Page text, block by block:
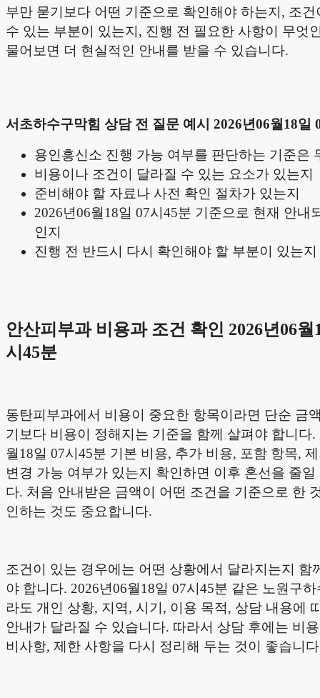
부만 묻기보다 어떤 기준으로 확인해야 하는지, 조건
수 있는 부분이 있는지, 진행 전 필요한 사항이 무엇
물어보면 더 현실적인 안내를 받을 수 있습니다.
서초하수구막힘 상담 전 질문 예시 2026년06월18일
용인흥신소 진행 가능 여부를 판단하는 기준은
비용이나 조건이 달라질 수 있는 요소가 있는지
준비해야 할 자료나 사전 확인 절차가 있는지
2026년06월18일 07시45분 기준으로 현재 안내
인지
진행 전 반드시 다시 확인해야 할 부분이 있는지
안산피부과 비용과 조건 확인 2026년06월
시45분
동탄피부과에서 비용이 중요한 항목이라면 단순 금
기보다 비용이 정해지는 기준을 함께 살펴야 합니다.
월18일 07시45분 기본 비용, 추가 비용, 포함 항목,
변경 가능 여부가 있는지 확인하면 이후 혼선을 줄일
다. 처음 안내받은 금액이 어떤 조건을 기준으로 한
인하는 것도 중요합니다.
조건이 있는 경우에는 어떤 상황에서 달라지는지 함
야 합니다. 2026년06월18일 07시45분 같은 노원구
라도 개인 상황, 지역, 시기, 이용 목적, 상담 내용에
안내가 달라질 수 있습니다. 따라서 상담 후에는 비
비사항, 제한 사항을 다시 정리해 두는 것이 좋습니